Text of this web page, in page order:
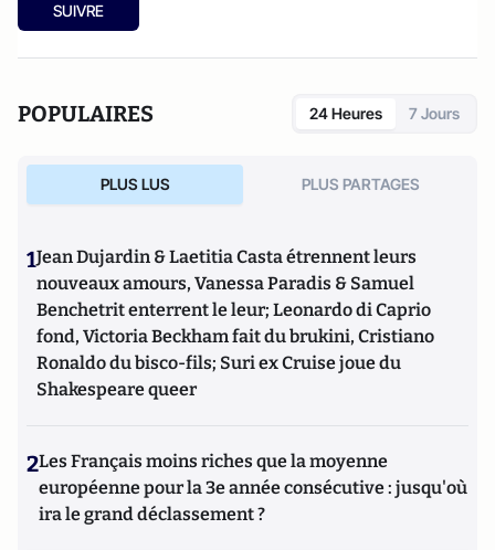
SUIVRE
POPULAIRES 24 Heures 7 Jours
PLUS LUS PLUS PARTAGES
1Jean Dujardin & Laetitia Casta étrennent leurs
nouveaux amours, Vanessa Paradis & Samuel
Benchetrit enterrent le leur; Leonardo di Caprio
fond, Victoria Beckham fait du brukini, Cristiano
Ronaldo du bisco-fils; Suri ex Cruise joue du
Shakespeare queer
2Les Français moins riches que la moyenne
européenne pour la 3e année consécutive : jusqu'où
ira le grand déclassement ?